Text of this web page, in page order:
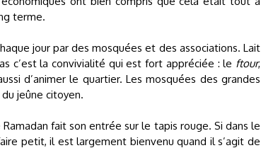
terme.
jour par des mosquées et des associations. Lait
c’est la convivialité qui est fort appréciée : le ftour,
d’animer le quartier. Les mosquées des grandes
jeûne citoyen.
fait son entrée sur le tapis rouge. Si dans le
petit, il est largement bienvenu quand il s’agit de